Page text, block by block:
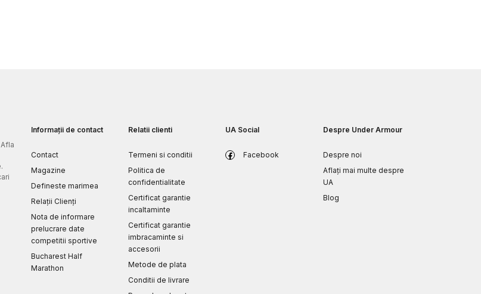
Informații de contact
Contact
Magazine
Defineste marimea
Relații Clienți
Nota de informare
prelucrare date
competitii sportive
Bucharest Half
Marathon
Relatii clienti
Termeni si conditii
Politica de
confidentialitate
Certificat garantie
incaltaminte
Certificat garantie
imbracaminte si
accesorii
Metode de plata
Conditii de livrare
UA Social
Facebook
Despre Under Armour
Despre noi
Aflați mai multe despre
UA
Blog